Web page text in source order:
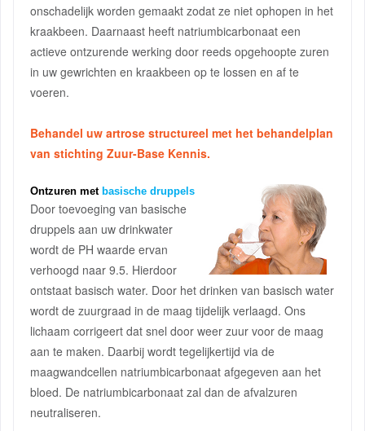
onschadelijk worden gemaakt zodat ze niet ophopen in het
kraakbeen. Daarnaast heeft natriumbicarbonaat een
actieve ontzurende werking door reeds opgehoopte zuren
in uw gewrichten en kraakbeen op te lossen en af te
voeren.
Behandel uw artrose structureel met het behandelplan
van stichting Zuur-Base Kennis.
Ontzuren met basische druppels
Door toevoeging van basische
druppels aan uw drinkwater
wordt de PH waarde ervan
verhoogd naar 9.5. Hierdoor
ontstaat basisch water. Door het drinken van basisch water
wordt de zuurgraad in de maag tijdelijk verlaagd. Ons
lichaam corrigeert dat snel door weer zuur voor de maag
aan te maken. Daarbij wordt tegelijkertijd via de
maagwandcellen natriumbicarbonaat afgegeven aan het
bloed. De natriumbicarbonaat zal dan de afvalzuren
neutraliseren.